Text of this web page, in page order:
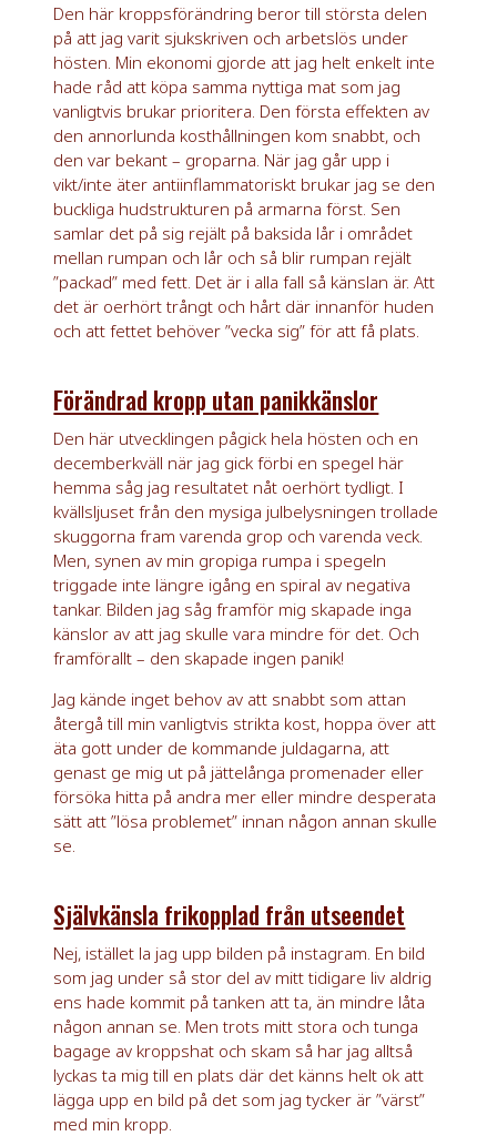
Den här kroppsförändring beror till största delen
på att jag varit sjukskriven och arbetslös under
hösten. Min ekonomi gjorde att jag helt enkelt inte
hade råd att köpa samma nyttiga mat som jag
vanligtvis brukar prioritera. Den första effekten av
den annorlunda kosthållningen kom snabbt, och
den var bekant – groparna. När jag går upp i
vikt/inte äter antiinflammatoriskt brukar jag se den
buckliga hudstrukturen på armarna först. Sen
samlar det på sig rejält på baksida lår i området
mellan rumpan och lår och så blir rumpan rejält
”packad” med fett. Det är i alla fall så känslan är. Att
det är oerhört trångt och hårt där innanför huden
och att fettet behöver ”vecka sig” för att få plats.
Förändrad kropp utan panikkänslor
Den här utvecklingen pågick hela hösten och en
decemberkväll när jag gick förbi en spegel här
hemma såg jag resultatet nåt oerhört tydligt. I
kvällsljuset från den mysiga julbelysningen trollade
skuggorna fram varenda grop och varenda veck.
Men, synen av min gropiga rumpa i spegeln
triggade inte längre igång en spiral av negativa
tankar. Bilden jag såg framför mig skapade inga
känslor av att jag skulle vara mindre för det. Och
framförallt – den skapade ingen panik!
Jag kände inget behov av att snabbt som attan
återgå till min vanligtvis strikta kost, hoppa över att
äta gott under de kommande juldagarna, att
genast ge mig ut på jättelånga promenader eller
försöka hitta på andra mer eller mindre desperata
sätt att ”lösa problemet” innan någon annan skulle
se.
Självkänsla frikopplad från utseendet
Nej, istället la jag upp bilden på instagram. En bild
som jag under så stor del av mitt tidigare liv aldrig
ens hade kommit på tanken att ta, än mindre låta
någon annan se. Men trots mitt stora och tunga
bagage av kroppshat och skam så har jag alltså
lyckas ta mig till en plats där det känns helt ok att
lägga upp en bild på det som jag tycker är ”värst”
med min kropp.